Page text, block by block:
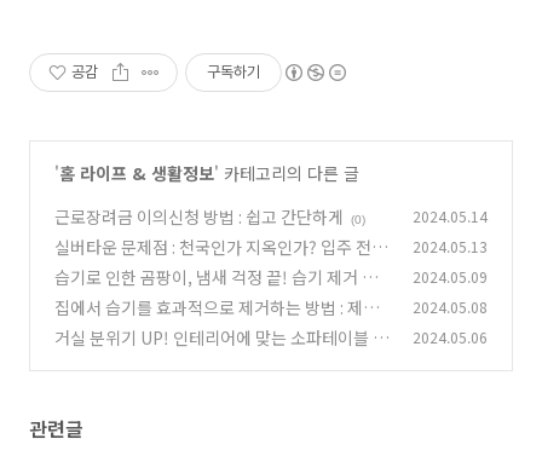
공감 구독하기
'홈 라이프 & 생활정보' 카테고리의 다른 글
근로장려금 이의신청 방법 : 쉽고 간단하게
(0) 2024.05.14
실버타운 문제점 : 천국인가 지옥인가? 입주 전에
꼭 알아야 할 진실
(0)
2024.05.13
습기로 인한 곰팡이, 냄새 걱정 끝! 습기 제거 최
고의 방법
(0)
2024.05.09
집에서 습기를 효과적으로 제거하는 방법 : 제습
기의 모든 것
(0)
2024.05.08
거실 분위기 UP! 인테리어에 맞는 소파테이블 스
2024.05.06
관련글